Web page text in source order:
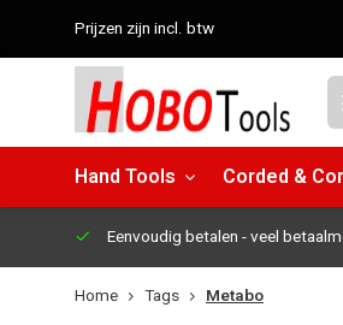
Prijzen zijn incl. btw
Hand Tools Corded &
Eenvoudig betalen - veel
Home Tags Metabo